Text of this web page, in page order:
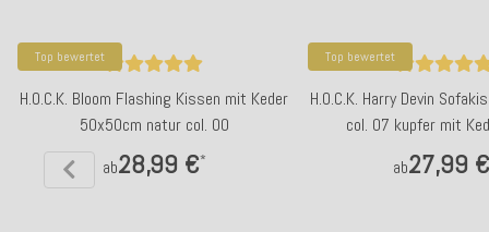
Top bewertet
H.O.C.K. Bloom Flashing Kissen mit Keder
50x50cm natur col. 00
ab28,99 €*
Top bewertet
H.O.C.K. Harry Devin
col. 07 kupfer mit
ab27,99 €